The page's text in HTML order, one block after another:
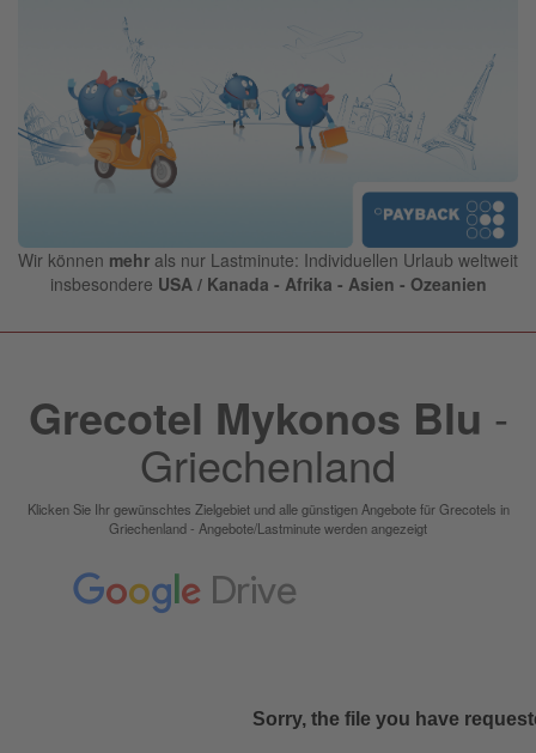
Wir können mehr als nur Lastminute: Individuellen Urlaub weltweit
insbesondere USA / Kanada - Afrika - Asien - Ozeanien
Grecotel Mykonos Blu -
Griechenland
Klicken Sie Ihr gewünschtes Zielgebiet und alle günstigen Angebote für Grecotels in
Griechenland - Angebote/Lastminute werden angezeigt